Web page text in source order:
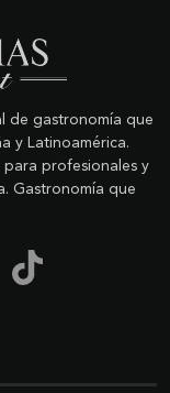
de gastronomía que
y Latinoamérica.
para profesionales y
Gastronomía que